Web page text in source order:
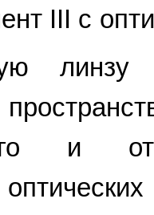
III с
и